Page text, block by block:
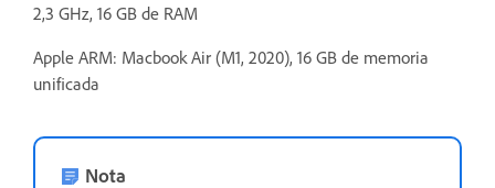
2,3 GHz, 16 GB de RAM
Apple ARM: Macbook Air (M1, 2020), 16 GB de memoria
unificada
Nota